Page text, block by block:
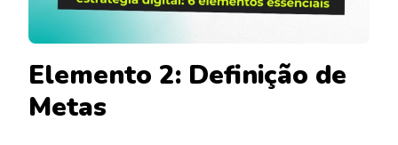
Elemento 2: Definição de
Metas